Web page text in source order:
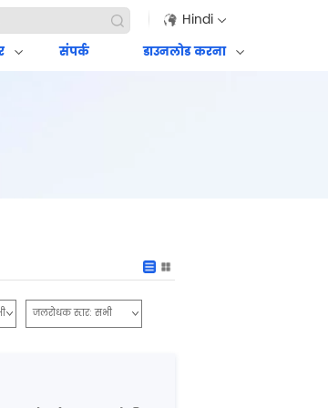
Hindi
संपर्क डाउनलोड करना
जलरोधक स्तर:सभी